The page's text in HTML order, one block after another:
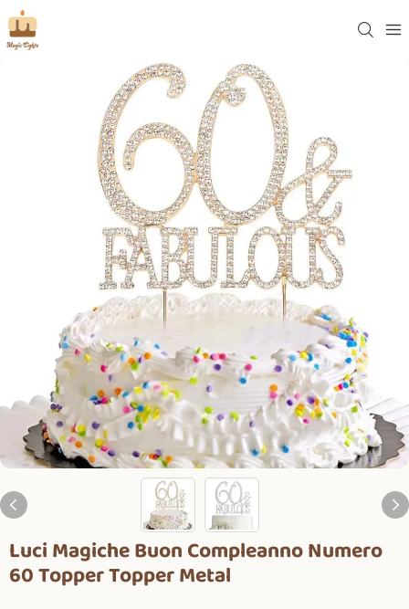
Luci Magiche Buon Compleanno Numero
60 Topper Topper Metal